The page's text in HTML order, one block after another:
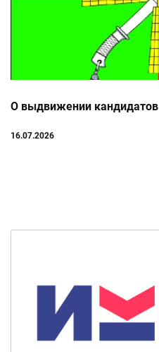
О выдвижении кандидатов
16.07.2026